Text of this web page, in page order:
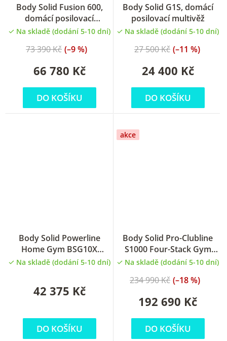
Body Solid Fusion 600,
domácí posilovací
multivěž
Na skladě (dodání 5-10 dní)
66 780 Kč
73 390 Kč (–9 %)
DO KOŠÍKU
Body Solid G1S, domácí
posilovací multivěž
Na skladě (dodání 5-10 dní)
24 400 Kč
27 500 Kč (–11 %)
DO KOŠÍKU
Body Solid Powerline
Home Gym BSG10X
posilovací věž
Na skladě (dodání 5-10 dní)
42 375 Kč
DO KOŠÍKU
akce
Body Solid Pro-Clubline
S1000 Four-Stack Gym
posilovací multivěž
Na skladě (dodání 5-10 dní)
192 690 Kč
234 990 Kč (–18 %)
DO KOŠÍKU